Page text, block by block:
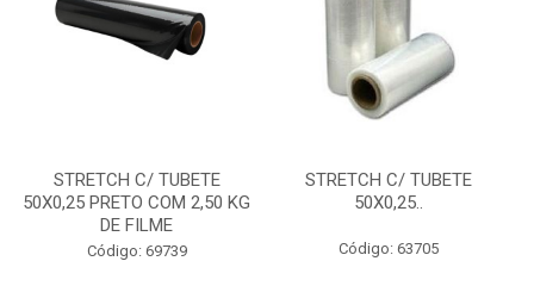
STRETCH C/ TUBETE
50X0,25 PRETO COM 2,50 KG
DE FILME
Código: 69739
STRETCH C/ TUBETE
50X0,25..
Código: 63705